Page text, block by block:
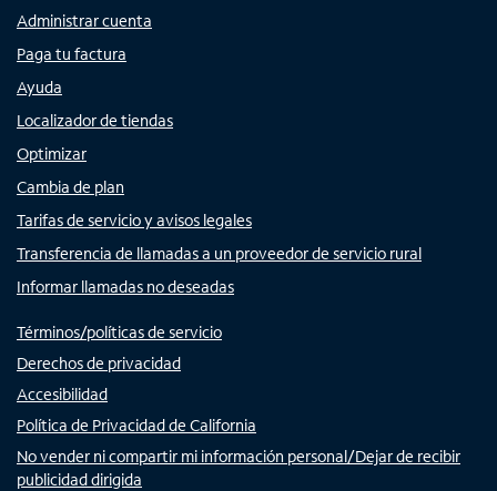
Administrar cuenta
Paga tu factura
Ayuda
Localizador de tiendas
Optimizar
Cambia de plan
Tarifas de servicio y avisos legales
Transferencia de llamadas a un proveedor de servicio rural
Informar llamadas no deseadas
Términos/políticas de servicio
Derechos de privacidad
Accesibilidad
Política de Privacidad de California
No vender ni compartir mi información personal/Dejar de recibir
publicidad dirigida